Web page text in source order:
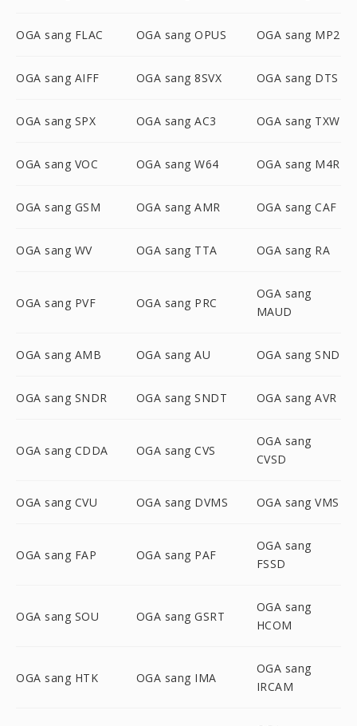
OGA sang FLAC OGA sang OPUS OGA sang MP2
OGA sang AIFF OGA sang 8SVX OGA sang DTS
OGA sang SPX OGA sang AC3 OGA sang TXW
OGA sang VOC OGA sang W64 OGA sang M4R
OGA sang GSM OGA sang AMR OGA sang CAF
OGA sang WV OGA sang TTA OGA sang RA
OGA sang PVF OGA sang PRC
OGA sang
MAUD
OGA sang AMB OGA sang AU OGA sang SND
OGA sang SNDR OGA sang SNDT OGA sang AVR
OGA sang CDDA OGA sang CVS
OGA sang
CVSD
OGA sang CVU OGA sang DVMS OGA sang VMS
OGA sang FAP OGA sang PAF
OGA sang
FSSD
OGA sang SOU OGA sang GSRT
OGA sang
HCOM
OGA sang HTK OGA sang IMA
OGA sang
IRCAM